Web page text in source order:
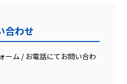
合わせ
ーム / お電話にてお問い合わ